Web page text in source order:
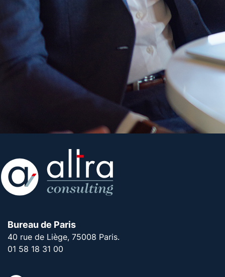
Bureau de Paris
40 rue de Liège, 75008 Paris.
01 58 18 31 00